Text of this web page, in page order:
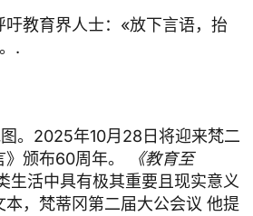
教育界人士：«放下言语，抬
.
。2025年10月28日将迎来梵二
颁布60周年。
《教育至
生活中具有极其重要且现实意义
， 梵蒂冈第二届大公会议 他提